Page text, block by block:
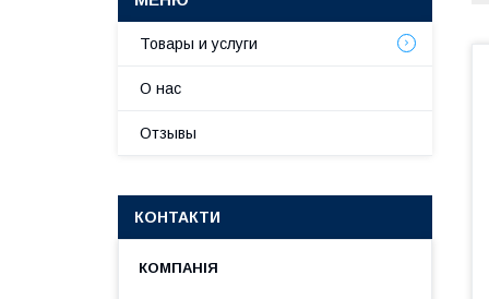
Товары и услуги
О нас
Отзывы
КОНТАКТИ